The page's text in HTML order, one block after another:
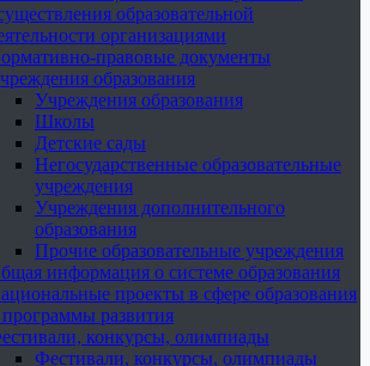
образовательной
организациями
правовые документы
образования
Учреждения образования
Школы
Детские сады
Негосударственные образовательные
учреждения
Учреждения дополнительного
образования
Прочие образовательные учреждения
информация о системе образования
проекты в сфере образования
развития
конкурсы, олимпиады
Фестивали, конкурсы, олимпиады